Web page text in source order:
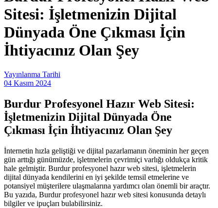
Sitesi: İşletmenizin Dijital
Dünyada Öne Çıkması İçin
İhtiyacınız Olan Şey
Yayınlanma Tarihi
04 Kasım 2024
Burdur Profesyonel Hazır Web Sitesi:
İşletmenizin Dijital Dünyada Öne
Çıkması İçin İhtiyacınız Olan Şey
İnternetin hızla geliştiği ve dijital pazarlamanın öneminin her geçen
gün arttığı günümüzde, işletmelerin çevrimiçi varlığı oldukça kritik
hale gelmiştir. Burdur profesyonel hazır web sitesi, işletmelerin
dijital dünyada kendilerini en iyi şekilde temsil etmelerine ve
potansiyel müşterilere ulaşmalarına yardımcı olan önemli bir araçtır.
Bu yazıda, Burdur profesyonel hazır web sitesi konusunda detaylı
bilgiler ve ipuçları bulabilirsiniz.